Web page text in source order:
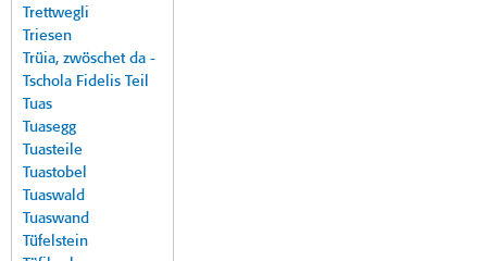
Trettwegli
Triesen
Trüia, zwöschet da -
Tschola Fidelis Teil
Tuas
Tuasegg
Tuasteile
Tuastobel
Tuaswald
Tuaswand
Tüfelstein